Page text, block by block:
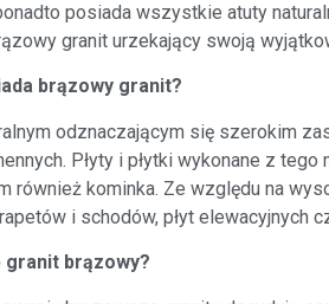
posiada wszystkie atuty
granit urzekający swoją
brązowy granit?
odznaczającym się szerokim
Płyty i płytki wykonane z
również kominka. Ze względu na
i schodów, płyt elewacyjnych
brązowy?